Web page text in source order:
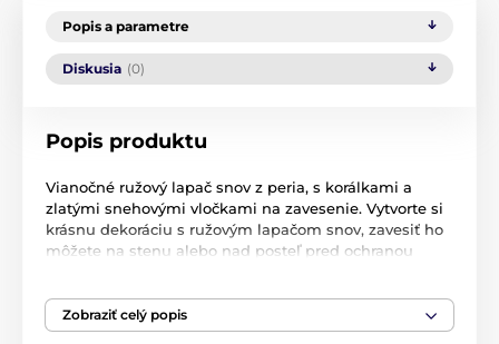
Popis a parametre
Diskusia (0)
Popis produktu
Vianočné ružový lapač snov z peria, s korálkami a
zlatými snehovými vločkami na zavesenie. Vytvorte si
krásnu dekoráciu s ružovým lapačom snov, zavesiť ho
môžete na stenu alebo nad posteľ pred ochranou
Materiál: perie
Zobraziť celý popis